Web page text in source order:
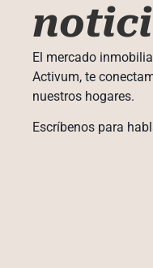
El mercado
Activum, te
nuestros hogares.
Escríbenos para